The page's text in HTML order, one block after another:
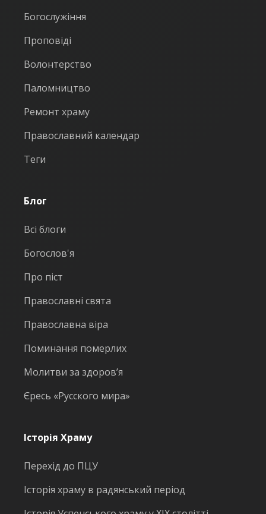
Богослужіння
Проповіді
Волонтерство
Паломництво
Ремонт храму
Православний календар
Теги
Блог
Всі блоги
Богослов'я
Про піст
Православні свята
Православна віра
Поминання померлих
Молитви за здоров’я
Єресь «Русского мира»
Історія Храму
Перехід до ПЦУ
Історія храму в радянський період